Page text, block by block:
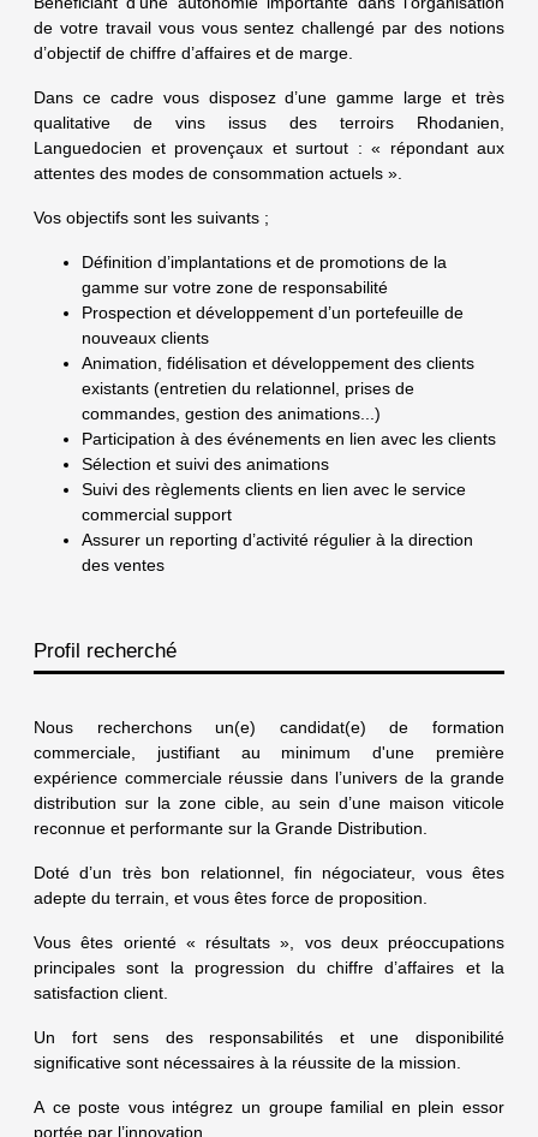
de votre travail vous vous sentez challengé par des notions
d’objectif de chiffre d’affaires et de marge.
Dans ce cadre vous disposez d’une gamme large et très
qualitative de vins issus des terroirs Rhodanien,
Languedocien et provençaux et surtout : « répondant aux
attentes des modes de consommation actuels ».
Vos objectifs sont les suivants ;
Définition d’implantations et de promotions de la
gamme sur votre zone de responsabilité
Prospection et développement d’un portefeuille de
nouveaux clients
Animation, fidélisation et développement des clients
existants (entretien du relationnel, prises de
commandes, gestion des animations...)
Participation à des événements en lien avec les clients
Sélection et suivi des animations
Suivi des règlements clients en lien avec le service
commercial support
Assurer un reporting d’activité régulier à la direction
des ventes
Profil recherché
Nous recherchons un(e) candidat(e) de formation
commerciale, justifiant au minimum d'une première
expérience commerciale réussie dans l’univers de la grande
distribution sur la zone cible, au sein d’une maison viticole
reconnue et performante sur la Grande Distribution.
Doté d’un très bon relationnel, fin négociateur, vous êtes
adepte du terrain, et vous êtes force de proposition.
Vous êtes orienté « résultats », vos deux préoccupations
principales sont la progression du chiffre d’affaires et la
satisfaction client.
Un fort sens des responsabilités et une disponibilité
significative sont nécessaires à la réussite de la mission.
A ce poste vous intégrez un groupe familial en plein essor
portée par l’innovation.